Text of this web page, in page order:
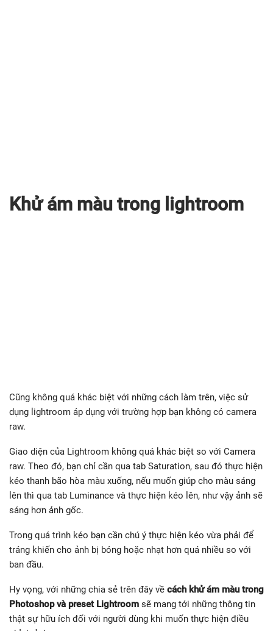
Khử ám màu trong lightroom
Cũng không quá khác biệt với những cách làm trên, việc sử
dụng lightroom áp dụng với trường hợp bạn không có camera
raw.
Giao diện của Lightroom không quá khác biệt so với Camera
raw. Theo đó, bạn chỉ cần qua tab Saturation, sau đó thực hiện
kéo thanh bão hòa màu xuống, nếu muốn giúp cho màu sáng
lên thì qua tab Luminance và thực hiện kéo lên, như vậy ảnh sẽ
sáng hơn ảnh gốc.
Trong quá trình kéo bạn cần chú ý thực hiện kéo vừa phải để
tráng khiến cho ảnh bị bóng hoặc nhạt hơn quá nhiều so với
ban đầu.
Hy vọng, với những chia sẻ trên đây về cách khử ám màu trong
Photoshop và preset Lightroom sẽ mang tới những thông tin
thật sự hữu ích đối với người dùng khi muốn thực hiện điều